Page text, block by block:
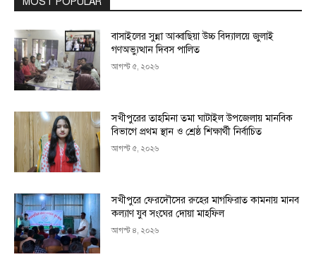
বাসাইলের সুন্না আব্বাছিয়া উচ্চ বিদ্যালয়ে জুলাই
গণঅভ্যুত্থান দিবস পালিত
আগস্ট ৫, ২০২৬
সখীপুরের তাহমিনা তমা ঘাটাইল উপজেলায় মানবিক
বিভাগে প্রথম স্থান ও শ্রেষ্ঠ শিক্ষার্থী নির্বাচিত
আগস্ট ৫, ২০২৬
সখীপুরে ফেরদৌসের রুহের মাগফিরাত কামনায় মানব
কল্যাণ যুব সংঘের দোয়া মাহফিল
আগস্ট ৪, ২০২৬